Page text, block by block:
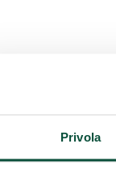
Privola
3D
Grane ovog